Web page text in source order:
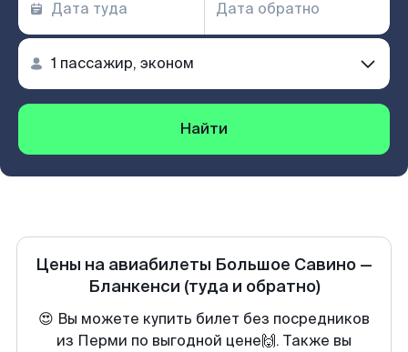
Найти
Цены на авиабилеты Большое Савино —
Бланкенси (туда и обратно)
😍 Вы можете купить билет без посредников
из Перми по выгодной цене🙌. Также вы